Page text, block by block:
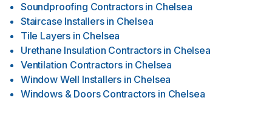
Soundproofing Contractors in Chelsea
Staircase Installers in Chelsea
Tile Layers in Chelsea
Urethane Insulation Contractors in Chelsea
Ventilation Contractors in Chelsea
Window Well Installers in Chelsea
Windows & Doors Contractors in Chelsea